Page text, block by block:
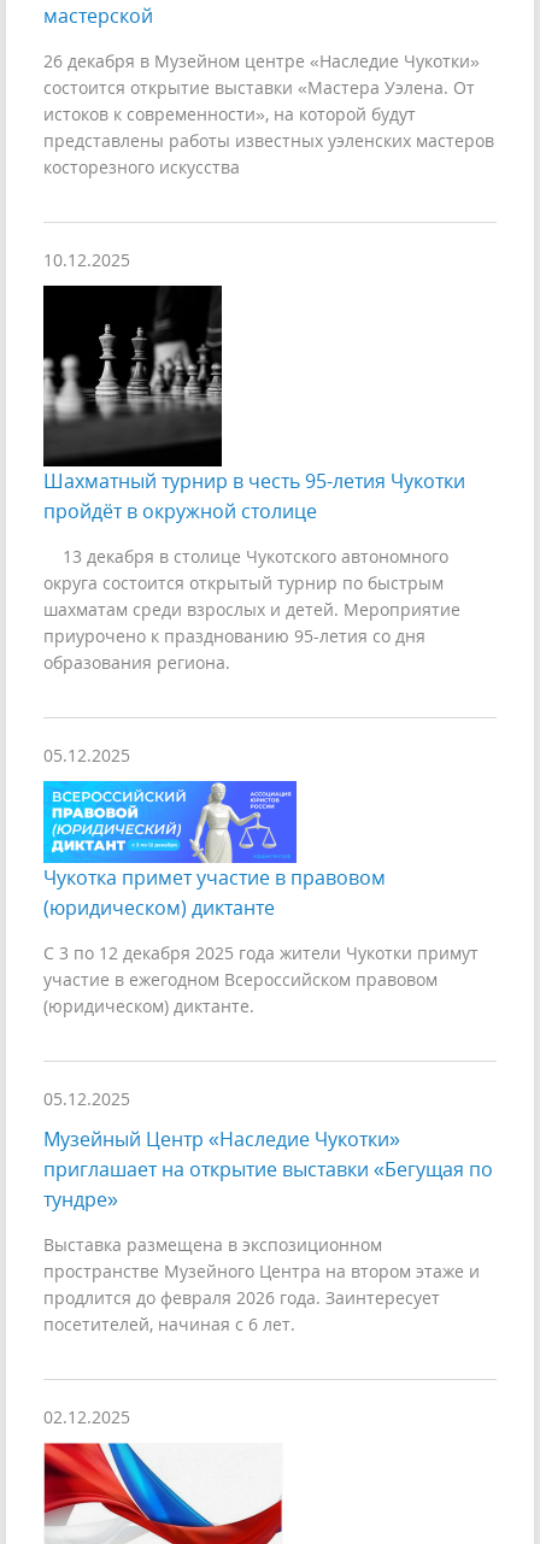
мастерской
26 декабря в Музейном центре «Наследие Чукотки»
состоится открытие выставки «Мастера Уэлена. От
истоков к современности», на которой будут
представлены работы известных уэленских мастеров
косторезного искусства
10.12.2025
Шахматный турнир в честь 95-летия Чукотки
пройдёт в окружной столице
13 декабря в столице Чукотского автономного
округа состоится открытый турнир по быстрым
шахматам среди взрослых и детей. Мероприятие
приурочено к празднованию 95-летия со дня
образования региона.
05.12.2025
Чукотка примет участие в правовом
(юридическом) диктанте
С 3 по 12 декабря 2025 года жители Чукотки примут
участие в ежегодном Всероссийском правовом
(юридическом) диктанте.
05.12.2025
Музейный Центр «Наследие Чукотки»
приглашает на открытие выставки «Бегущая по
тундре»
Выставка размещена в экспозиционном
пространстве Музейного Центра на втором этаже и
продлится до февраля 2026 года. Заинтересует
посетителей, начиная с 6 лет.
02.12.2025